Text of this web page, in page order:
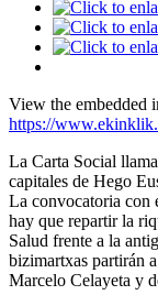
View the embedded
https://
La Carta Social
capitales de Hego
La convocatoria con
hay que repartir la
Salud frente a la
bizimartxas partirán
Marcelo Celayeta y